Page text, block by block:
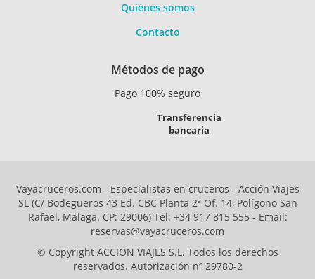
Quiénes somos
Contacto
Métodos de pago
Pago 100% seguro
Transferencia
bancaria
Vayacruceros.com - Especialistas en cruceros - Acción Viajes
SL (C/ Bodegueros 43 Ed. CBC Planta 2ª Of. 14, Polígono San
Rafael, Málaga. CP: 29006) Tel: +34 917 815 555 - Email:
reservas@vayacruceros.com
© Copyright ACCION VIAJES S.L. Todos los derechos
reservados. Autorización nº 29780-2